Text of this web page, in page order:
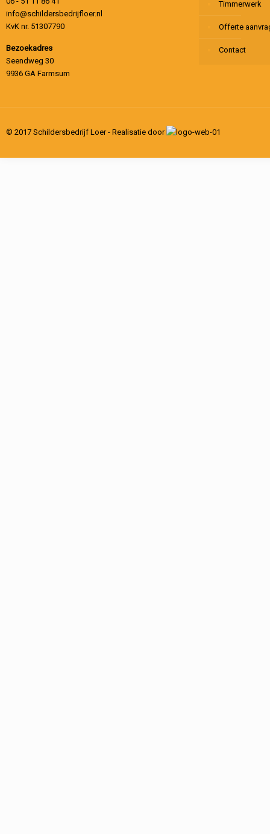
info@schildersbedrijfloer.nl
KvK nr. 51307790
Bezoekadres
Seendweg 30
9936 GA Farmsum
Timmerwerk
Offerte
Contact
© 2017 Schildersbedrijf Loer - Realisatie door